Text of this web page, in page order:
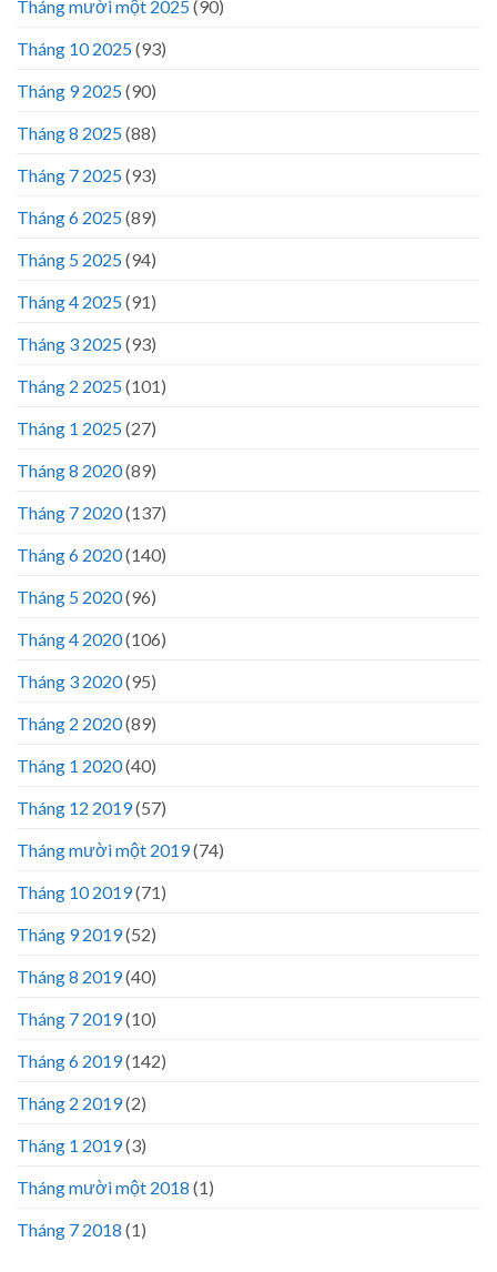
Tháng mười một 2025(90)
Tháng 10 2025(93)
Tháng 9 2025(90)
Tháng 8 2025(88)
Tháng 7 2025(93)
Tháng 6 2025(89)
Tháng 5 2025(94)
Tháng 4 2025(91)
Tháng 3 2025(93)
Tháng 2 2025(101)
Tháng 1 2025(27)
Tháng 8 2020(89)
Tháng 7 2020(137)
Tháng 6 2020(140)
Tháng 5 2020(96)
Tháng 4 2020(106)
Tháng 3 2020(95)
Tháng 2 2020(89)
Tháng 1 2020(40)
Tháng 12 2019(57)
Tháng mười một 2019(74)
Tháng 10 2019(71)
Tháng 9 2019(52)
Tháng 8 2019(40)
Tháng 7 2019(10)
Tháng 6 2019(142)
Tháng 2 2019(2)
Tháng 1 2019(3)
Tháng mười một 2018 (1)
Tháng 7 2018 (1)